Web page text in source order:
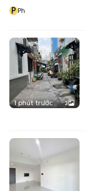
P Ph
1 phút trước 3